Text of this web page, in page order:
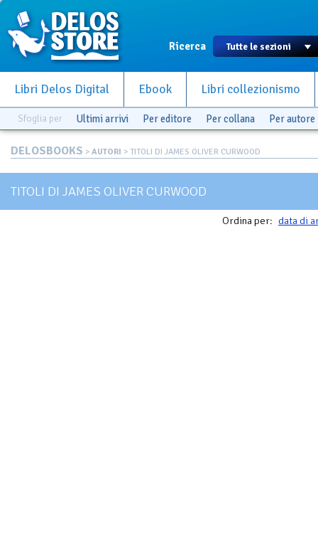
Ricerca
Libri Delos Digital Ebook Libri collezionismo
Sfoglia per Ultimi arrivi Per editore Per collana Per autore
DELOSBOOKS > AUTORI > TITOLI DI JAMES OLIVER CURWOOD
TITOLI DI JAMES OLIVER CURWOOD
Ordina per: data di